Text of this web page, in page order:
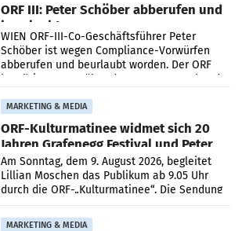
ORF III: Peter Schöber abberufen und
beurlaubt
WIEN ORF-III-Co-Geschäftsführer Peter
Schöber ist wegen Compliance-Vorwürfen
abberufen und beurlaubt worden. Der ORF
bestätigte gegenüber der APA entsprechende
MARKETING & MEDIA
ORF-Kulturmatinee widmet sich 20
Jahren Grafenegg Festival und Peter
Simonischek
Am Sonntag, dem 9. August 2026, begleitet
Lillian Moschen das Publikum ab 9.05 Uhr
durch die ORF-„Kulturmatinee“. Die Sendung
startet mit der Dokumentation „20 Jahre
Grafenegg
MARKETING & MEDIA